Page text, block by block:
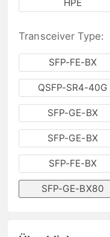
HPE
Transceiver Type:
SFP-FE-BX
QSFP-SR4-40G
SFP-GE-BX
SFP-GE-BX
SFP-FE-BX
SFP-GE-BX80